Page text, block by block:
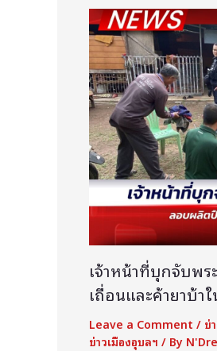
เจ้าหน้าที่บุกจับพ
เถื่อนและค้ายาบ้า
Leave a Comment / ข่
ข่าวเมืองอุบลฯ / By